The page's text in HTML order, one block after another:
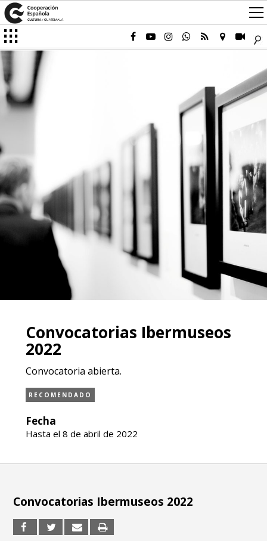
Convocatorias Ibermuseos
2022
Convocatoria abierta.
RECOMENDADO
Fecha
Hasta el 8 de abril de 2022
Convocatorias Ibermuseos 2022